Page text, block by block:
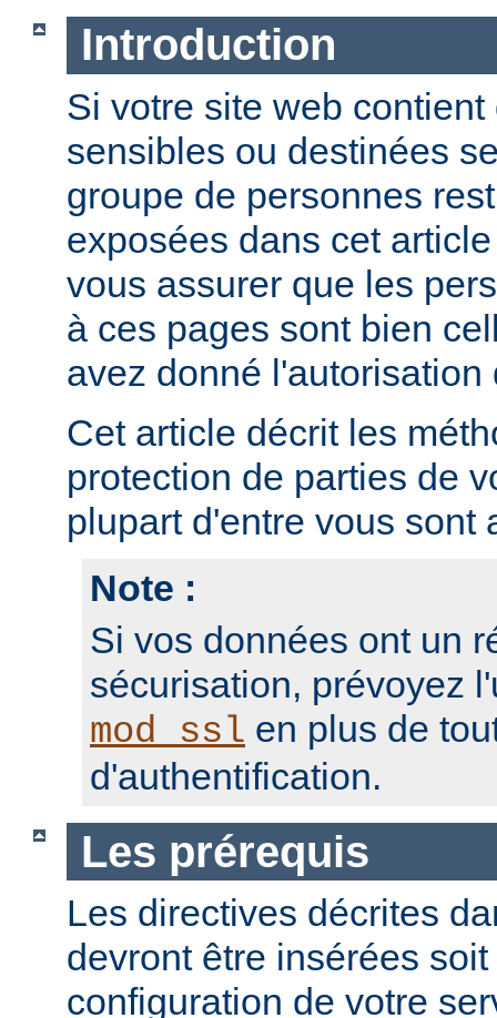
Introduction
Si votre site web
sensibles ou destinées
groupe de personnes
exposées dans cet
vous assurer que les
à ces pages sont bien
avez donné l'autorisation
Cet article décrit les
protection de parties de
plupart d'entre vous sont
Note :
Si vos données ont un
sécurisation, prévoyez
mod_ssl en plus de
d'authentification.
Les prérequis
Les directives décrites
devront être insérées
configuration de votre